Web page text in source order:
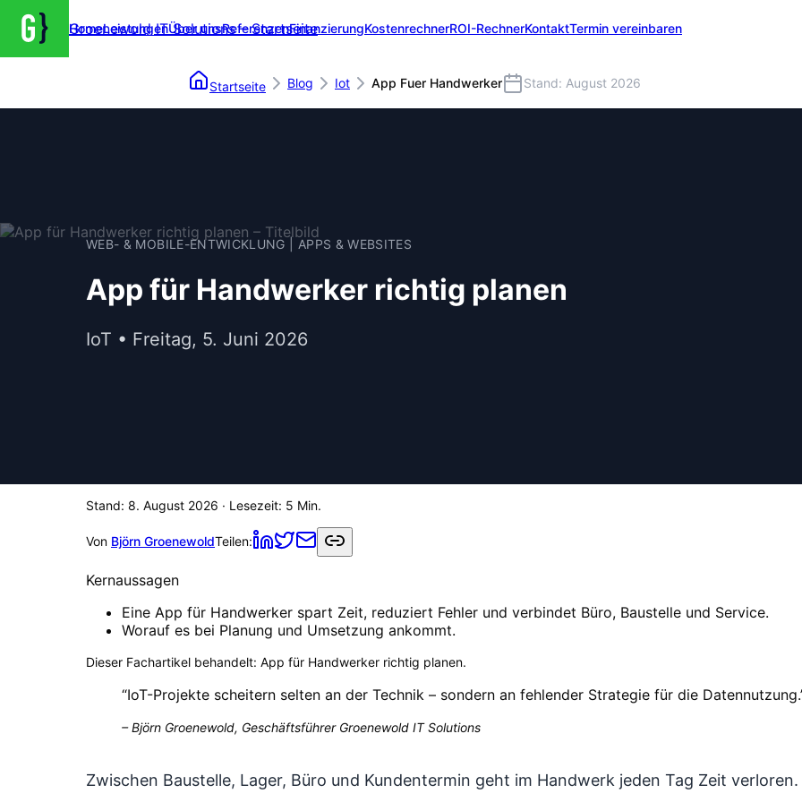
Groenewold IT Solutions – Startseite
HomeLeistungenÜber unsReferenzenFinanzierungKostenrechnerROI-RechnerKontaktTermin vereinbaren
Startseite Blog Iot App Fuer Handwerker Stand: August 2026
WEB- & MOBILE-ENTWICKLUNG | APPS & WEBSITES
App für Handwerker richtig planen
IoT • Freitag, 5. Juni 2026
Stand: 8. August 2026 · Lesezeit: 5 Min.
Von Björn GroenewoldTeilen:
Kernaussagen
Eine App für Handwerker spart Zeit, reduziert Fehler und verbindet Büro, Baustelle und Service.
Worauf es bei Planung und Umsetzung ankommt.
Dieser Fachartikel behandelt: App für Handwerker richtig planen.
“IoT-Projekte scheitern selten an der Technik – sondern an fehlender Strategie für die Datennutzung.
–Björn Groenewold, Geschäftsführer Groenewold IT Solutions
Zwischen Baustelle, Lager, Büro und Kundentermin geht im Handwerk jeden Tag Zeit verloren.